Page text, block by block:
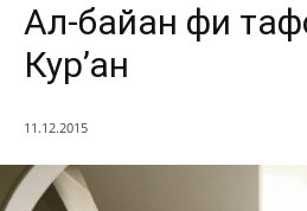
Ал-байан фи
Кур’ан
11.12.2015